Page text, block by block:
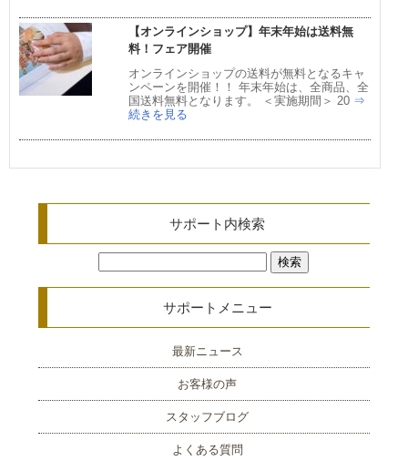
【オンラインショップ】年末年始は送料無
料！フェア開催
オンラインショップの送料が無料となるキャ
ンペーンを開催！！ 年末年始は、全商品、全
国送料無料となります。 ＜実施期間＞ 20 ⇒
続きを見る
サポート内検索
検
索:
サポートメニュー
最新ニュース
お客様の声
スタッフブログ
よくある質問